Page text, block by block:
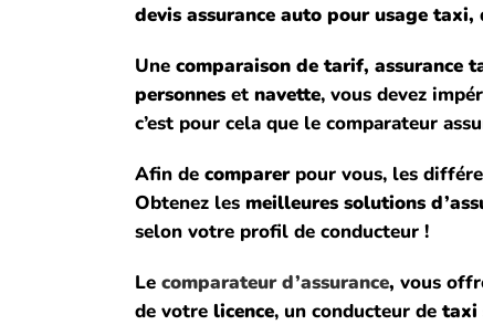
devis assurance auto pour usage taxi,
Une comparaison de tarif, assurance
personneset navette, vous devez
c’est pour cela que le comparateur
Afin de comparerpour vous, les
Obtenez les meilleures solutions
selon votre profil de conducteur !
Le comparateur d’assurance, vous
de votre licence, un conducteur detaxi